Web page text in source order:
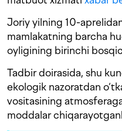
Joriy yilning 10-
mamlakatning barcha
oyligining birinchi
Tadbir doirasida, shu
ekologik nazoratdan
vositasining
moddalar